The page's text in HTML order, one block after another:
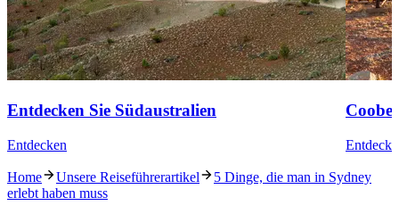
Entdecken Sie Südaustralien
Entdecken
Home Unsere Reiseführerartikel
5 Dinge, die man in Sydney
erlebt haben muss